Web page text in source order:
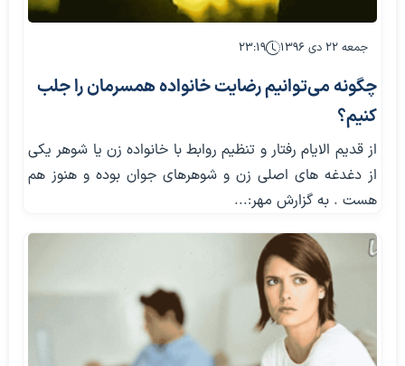
جمعه ۲۲ دی ۱۳۹۶ ۲۳:۱۹
چگونه می‌توانیم رضایت خانواده همسرمان را جلب
کنیم؟
از قدیم الایام رفتار و تنظیم روابط با خانواده زن یا شوهر یکی
از دغدغه های اصلی زن و شوهرهای جوان بوده و هنوز هم
هست . به گزارش مهر:...